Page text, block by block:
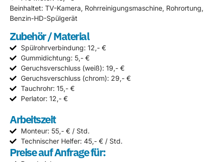
Beinhaltet: TV-Kamera, Rohrreinigungsmaschine, Rohrortung,
Benzin-HD-Spülgerät
Zubehör / Material
Spülrohrverbindung: 12,- €
Gummidichtung: 5,- €
Geruchsverschluss (weiß): 19,- €
Geruchsverschluss (chrom): 29,- €
Tauchrohr: 15,- €
Perlator: 12,- €
Arbeitszeit
Monteur: 55,- € / Std.
Technischer Helfer: 45,- € / Std.
Preise auf Anfrage für: